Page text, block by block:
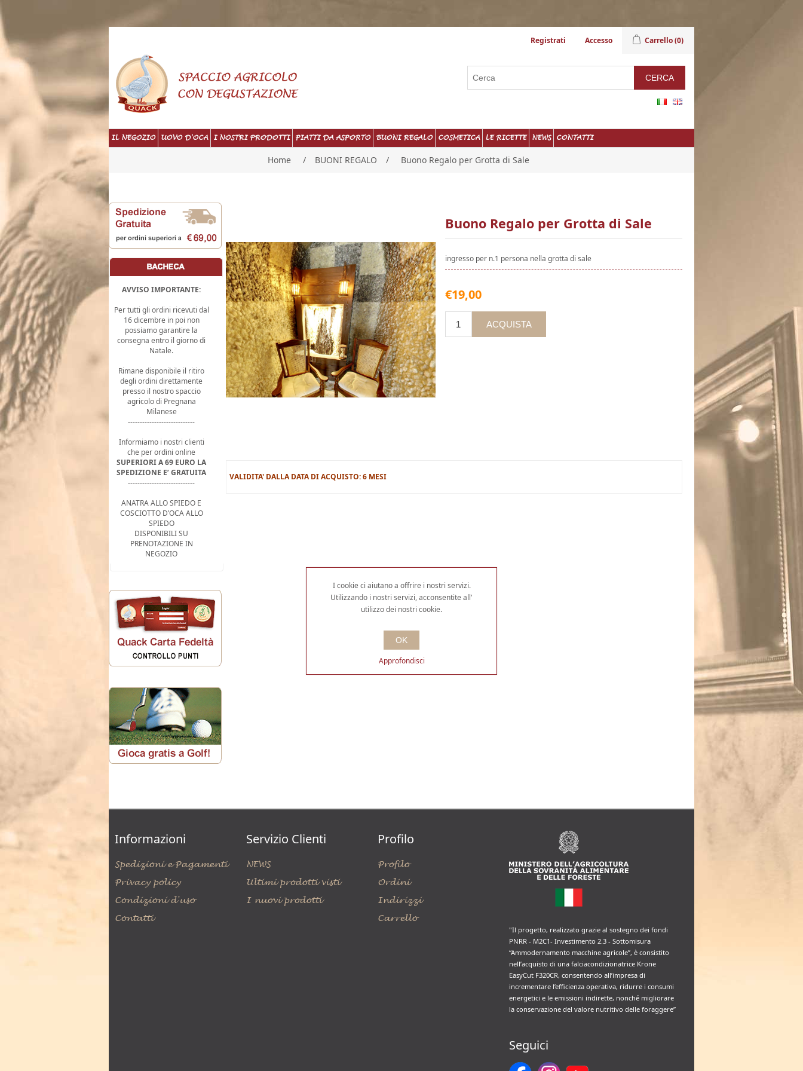
Registrati Accesso Carrello(0)
IL NEGOZIO UOVO D'OCA I NOSTRI PRODOTTI PIATTI DA ASPORTO BUONI REGALO COSMETICA LE RICETTE NEWS CONTATTI
Home / BUONI REGALO / Buono Regalo per Grotta di Sale
AVVISO IMPORTANTE:
Per tutti gli ordini ricevuti dal
16 dicembre in poi non
possiamo garantire la
consegna entro il giorno di
Natale.
Rimane disponibile il ritiro
degli ordini direttamente
presso il nostro spaccio
agricolo di Pregnana
Milanese
----------------------------
Informiamo i nostri clienti
che per ordini online
SUPERIORI A 69 EURO LA
SPEDIZIONE E’ GRATUITA
----------------------------
ANATRA ALLO SPIEDO E
COSCIOTTO D’OCA ALLO
SPIEDO
DISPONIBILI SU
PRENOTAZIONE IN
NEGOZIO
Buono Regalo per Grotta di Sale
ingresso per n.1 persona nella grotta di sale
€19,00
VALIDITA' DALLA DATA DI ACQUISTO: 6 MESI
Informazioni
Spedizioni e Pagamenti
Privacy policy
Condizioni d'uso
Contatti
Servizio Clienti
NEWS
Ultimi prodotti visti
I nuovi prodotti
Profilo
Profilo
Ordini
Indirizzi
Carrello
"Il progetto, realizzato grazie al sostegno dei fondi
PNRR - M2C1- Investimento 2.3 - Sottomisura
“Ammodernamento macchine agricole”, è consistito
nell’acquisto di una falciacondizionatrice Krone
EasyCut F320CR, consentendo all’impresa di
incrementare l’efficienza operativa, ridurre i consumi
energetici e le emissioni indirette, nonché migliorare
la conservazione del valore nutritivo delle foraggere”
Seguici
I cookie ci aiutano a offrire i nostri servizi.
Utilizzando i nostri servizi, acconsentite all'
utilizzo dei nostri cookie.
OK
Approfondisci